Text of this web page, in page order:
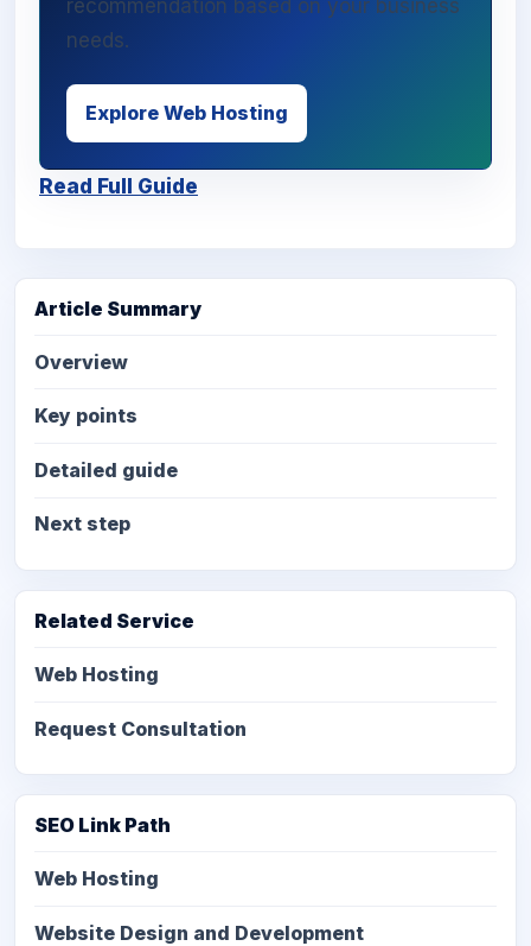
recommendation based on your business
needs.
Explore Web Hosting
Read Full Guide
Article Summary
Overview
Key points
Detailed guide
Next step
Related Service
Web Hosting
Request Consultation
SEO Link Path
Web Hosting
Website Design and Development